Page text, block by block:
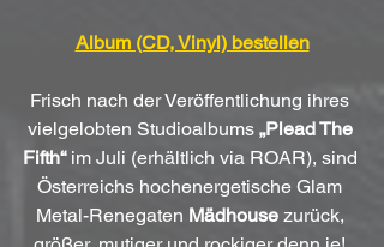
Album (CD, Vinyl) bestellen
Frisch nach der Veröffentlichung ihres
vielgelobten Studioalbums „Plead The
Fifth“ im Juli (erhältlich via ROAR), sind
Österreichs hochenergetische Glam
Metal-Renegaten Mädhouse zurück,